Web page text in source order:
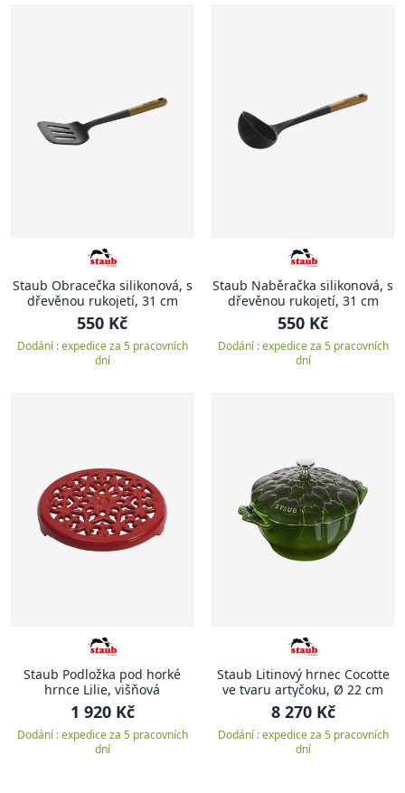
Staub Obracečka silikonová, s
dřevěnou rukojetí, 31 cm
550 Kč
Dodání : expedice za 5 pracovních
dní
Staub Naběračka silikonová, s
dřevěnou rukojetí, 31 cm
550 Kč
Dodání : expedice za 5 pracovních
dní
Staub Podložka pod horké
hrnce Lilie, višňová
1 920 Kč
Dodání : expedice za 5 pracovních
dní
Staub Litinový hrnec Cocotte
ve tvaru artyčoku, Ø 22 cm
8 270 Kč
Dodání : expedice za 5 pracovních
dní